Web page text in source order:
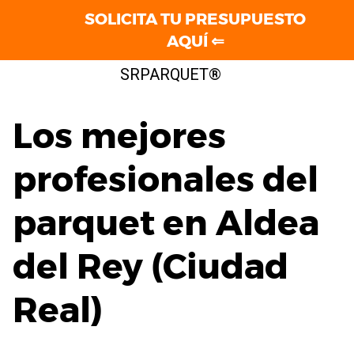
SRPARQUET®
Los mejores
profesionales del
parquet en Aldea
del Rey (Ciudad
Real)
SOLICITA TU PRESUPUESTO
AQUÍ ⇐